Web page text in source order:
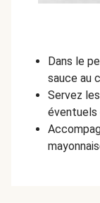
Dans le
sauce au
Servez
éventuels